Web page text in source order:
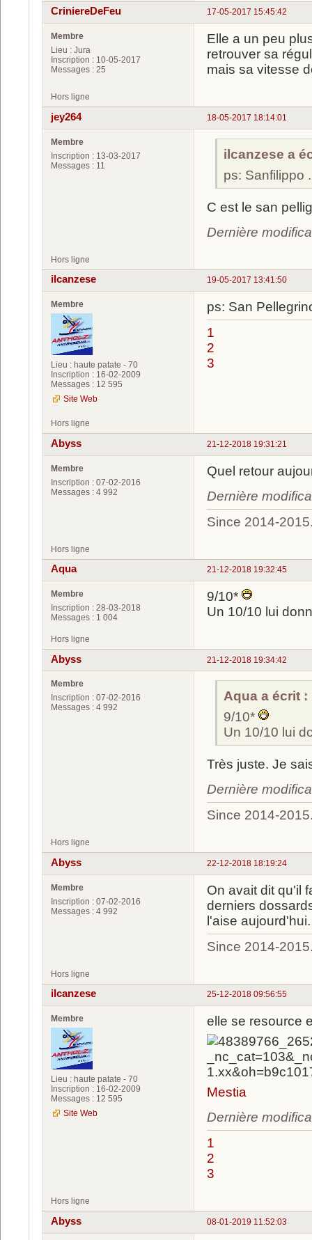
17-05-2017 15:45:42
CriniereDeFeu
Membre
Lieu : Jura
Inscription : 10-05-2017
Messages : 25
Elle a un peu
retrouver sa
mais sa vitesse
Hors ligne
18-05-2017 18:14:01
jey264
Membre
Inscription : 13-03-2017
Messages : 11
ilcanzese a
ps: Sanfilippo
C est le san
Dernière
Hors ligne
19-05-2017 13:41:50
ilcanzese
Membre
Lieu : haute patate - 70
Inscription : 16-02-2009
Messages : 12 595
Site Web
ps: San
1
2
3
Hors ligne
21-12-2018 19:31:21
Abyss
Membre
Inscription : 07-02-2016
Messages : 4 992
Quel retour
Dernière
Since 2014-
Hors ligne
21-12-2018 19:32:45
Aqua
Membre
Inscription : 28-03-2018
Messages : 1 004
9/10*
Un 10/10 lui
Hors ligne
21-12-2018 19:34:42
Abyss
Membre
Inscription : 07-02-2016
Messages : 4 992
Aqua a écrit :
9/10*
Un 10/10 lui
Très juste. Je
Dernière
Since 2014-
Hors ligne
22-12-2018 18:19:24
Abyss
Membre
Inscription : 07-02-2016
Messages : 4 992
On avait dit qu'il
derniers
l'aise aujourd'hui.
Since 2014-
Hors ligne
25-12-2018 09:56:55
ilcanzese
Membre
Lieu : haute patate - 70
Inscription : 16-02-2009
Messages : 12 595
Site Web
elle se resource
Mestia
Dernière
1
2
3
Hors ligne
08-01-2019 11:52:03
Abyss